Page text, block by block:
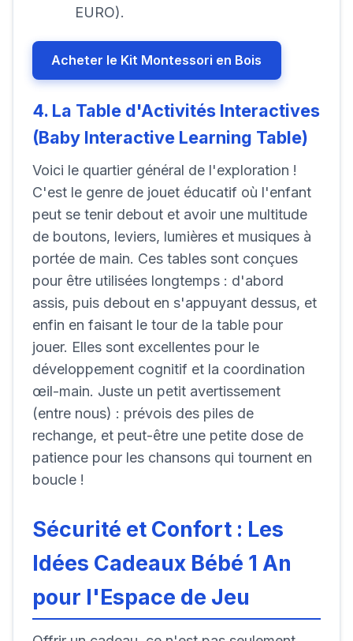
EURO).
Acheter le Kit Montessori en Bois
4. La Table d'Activités Interactives
(Baby Interactive Learning Table)
Voici le quartier général de l'exploration !
C'est le genre de jouet éducatif où l'enfant
peut se tenir debout et avoir une multitude
de boutons, leviers, lumières et musiques à
portée de main. Ces tables sont conçues
pour être utilisées longtemps : d'abord
assis, puis debout en s'appuyant dessus, et
enfin en faisant le tour de la table pour
jouer. Elles sont excellentes pour le
développement cognitif et la coordination
œil-main. Juste un petit avertissement
(entre nous) : prévois des piles de
rechange, et peut-être une petite dose de
patience pour les chansons qui tournent en
boucle !
Sécurité et Confort : Les
Idées Cadeaux Bébé 1 An
pour l'Espace de Jeu